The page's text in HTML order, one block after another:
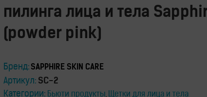
пилинга лица и тела
(powder pink)
Бренд: SAPPHIRE SKIN CARE
Артикул: SC-2
Категории: Бьюти продукты , Щетки для лица и тела